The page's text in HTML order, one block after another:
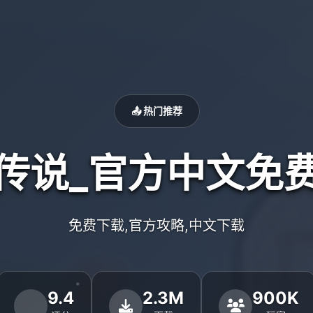
📤 热门推荐
说_官方中文免
免费下载,官方攻略,中文下载
9.4 2.3M 900K